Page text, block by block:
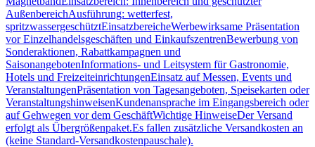
AußenbereichAusführung: wetterfest,
spritzwassergeschütztEinsatzbereicheWerbewirksame Präsentation
vor Einzelhandelsgeschäften und EinkaufszentrenBewerbung von
Sonderaktionen, Rabattkampagnen und
SaisonangebotenInformations- und Leitsystem für Gastronomie,
Hotels und FreizeiteinrichtungenEinsatz auf Messen, Events und
VeranstaltungenPräsentation von Tagesangeboten, Speisekarten oder
VeranstaltungshinweisenKundenansprache im Eingangsbereich oder
auf Gehwegen vor dem GeschäftWichtige HinweiseDer Versand
erfolgt als Übergrößenpaket.Es fallen zusätzliche Versandkosten an
(keine Standard-Versandkostenpauschale).